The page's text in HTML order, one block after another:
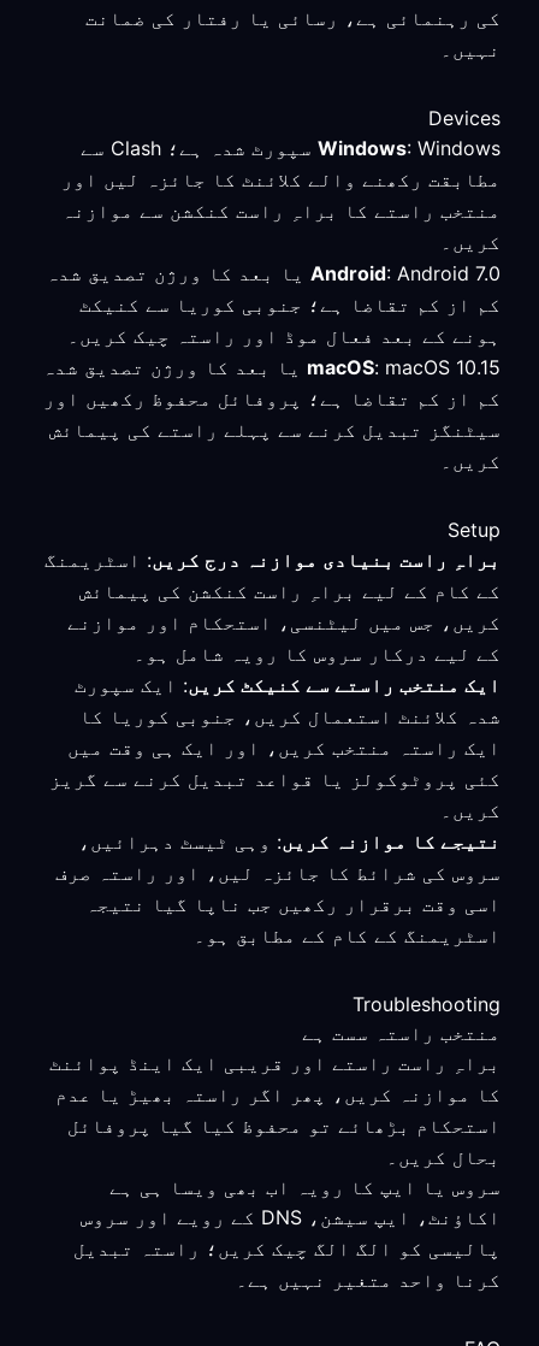
کی رہنمائی ہے، رسائی یا رفتار کی ضمانت
نہیں۔
Devices
Windows
: Windows سپورٹ شدہ ہے؛ Clash سے
مطابقت رکھنے والے کلائنٹ کا جائزہ لیں اور
منتخب راستے کا براہِ راست کنکشن سے موازنہ
کریں۔
Android : Android 7.0 یا بعد کا ورژن تصدیق شدہ
کم از کم تقاضا ہے؛ جنوبی کوریا سے کنیکٹ
ہونے کے بعد فعال موڈ اور راستہ چیک کریں۔
macOS : macOS 10.15 یا بعد کا ورژن تصدیق شدہ
کم از کم تقاضا ہے؛ پروفائل محفوظ رکھیں اور
سیٹنگز تبدیل کرنے سے پہلے راستے کی پیمائش
کریں۔
Setup
براہِ راست بنیادی موازنہ درج کریں: اسٹریمنگ
کے کام کے لیے براہِ راست کنکشن کی پیمائش
کریں، جس میں لیٹنسی، استحکام اور موازنے
کے لیے درکار سروس کا رویہ شامل ہو۔
ایک منتخب راستے سے کنیکٹ کریں: ایک سپورٹ
شدہ کلائنٹ استعمال کریں، جنوبی کوریا کا
ایک راستہ منتخب کریں، اور ایک ہی وقت میں
کئی پروٹوکولز یا قواعد تبدیل کرنے سے گریز
کریں۔
نتیجے کا موازنہ کریں: وہی ٹیسٹ دہرائیں،
سروس کی شرائط کا جائزہ لیں، اور راستہ صرف
اسی وقت برقرار رکھیں جب ناپا گیا نتیجہ
اسٹریمنگ کے کام کے مطابق ہو۔
Troubleshooting
منتخب راستہ سست ہے
براہِ راست راستے اور قریبی ایک اینڈ پوائنٹ
کا موازنہ کریں، پھر اگر راستہ بھیڑ یا عدم
استحکام بڑھائے تو محفوظ کیا گیا پروفائل
بحال کریں۔
سروس یا ایپ کا رویہ اب بھی ویسا ہی ہے
اکاؤنٹ، ایپ سیشن، DNS کے رویے اور سروس
پالیسی کو الگ الگ چیک کریں؛ راستہ تبدیل
کرنا واحد متغیر نہیں ہے۔